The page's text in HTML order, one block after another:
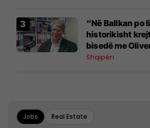
“Në Ballkan po
historikisht
bisedë me
mbi protestat
Shqipëri
Jobs Real Estate